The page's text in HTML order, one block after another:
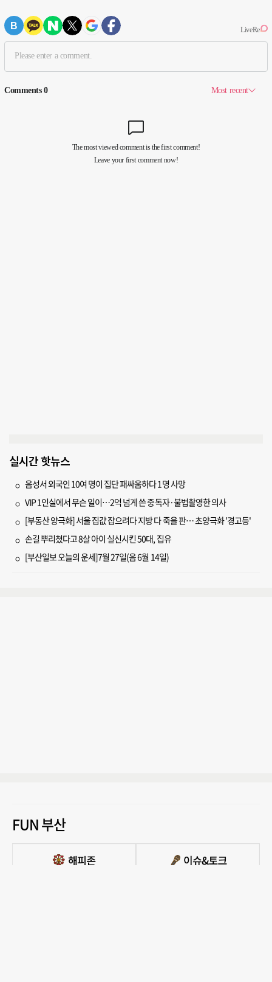
실시간 핫뉴스
음성서 외국인 10여 명이 집단 패싸움하다 1명 사망
VIP 1인실에서 무슨 일이…2억 넘게 쓴 중독자·불법촬영한 의사
[부동산 양극화] 서울 집값 잡으려다 지방 다 죽을 판… 초양극화 '경고등'
손길 뿌리쳤다고 8살 아이 실신시킨 50대, 집유
[부산일보 오늘의 운세]7월 27일(음 6월 14일)
FUN 부산